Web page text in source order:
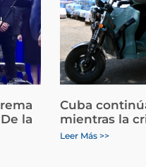
la
Cuba
mientras la
Leer Más >>